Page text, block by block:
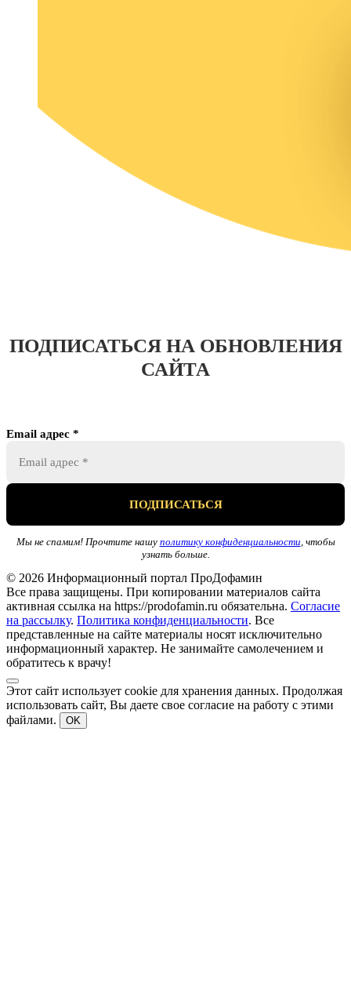
ПОДПИСАТЬСЯ НА ОБНОВЛЕНИЯ
САЙТА
Email адрес *
Мы не спамим! Прочтите нашу политику конфиденциальности, чтобы
узнать больше.
© 2026 Информационный портал ПроДофамин
Все права защищены. При копировании материалов сайта
активная ссылка на https://prodofamin.ru обязательна. Согласие
на рассылку. Политика конфиденциальности. Все
представленные на сайте материалы носят исключительно
информационный характер. Не занимайте самолечением и
обратитесь к врачу!
Этот сайт использует cookie для хранения данных. Продолжая
использовать сайт, Вы даете свое согласие на работу с этими
файлами.
OK